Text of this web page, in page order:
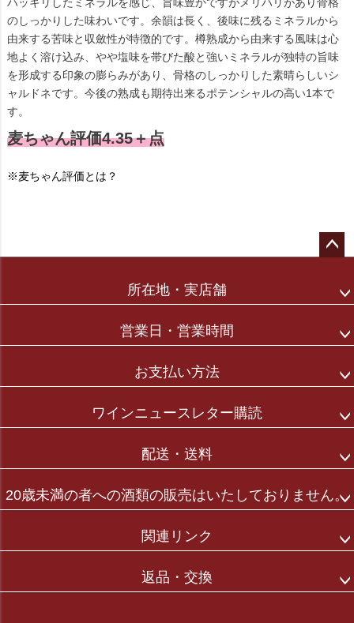
のしっかりした味わいです。余韻は長く、後味に残るミネラルから
由来する苦味と収斂性が特徴的です。樽熟成から由来する風味は心
地よく溶け込み、やや塩味を帯びた酸と強いミネラルが独特の旨味
を形成する印象の膨らみがあり、骨格のしっかりした素晴らしいシ
ャルドネです。今後の熟成も期待出来るポテンシャルの高い1本で
す。
麦ちゃん評価4.35＋点
※麦ちゃん評価とは？
所在地・実店舗
営業日・営業時間
お支払い方法
ワインニュースレター購読
配送・送料
20歳未満の者への酒類の販売はいたしておりません。
関連リンク
返品・交換